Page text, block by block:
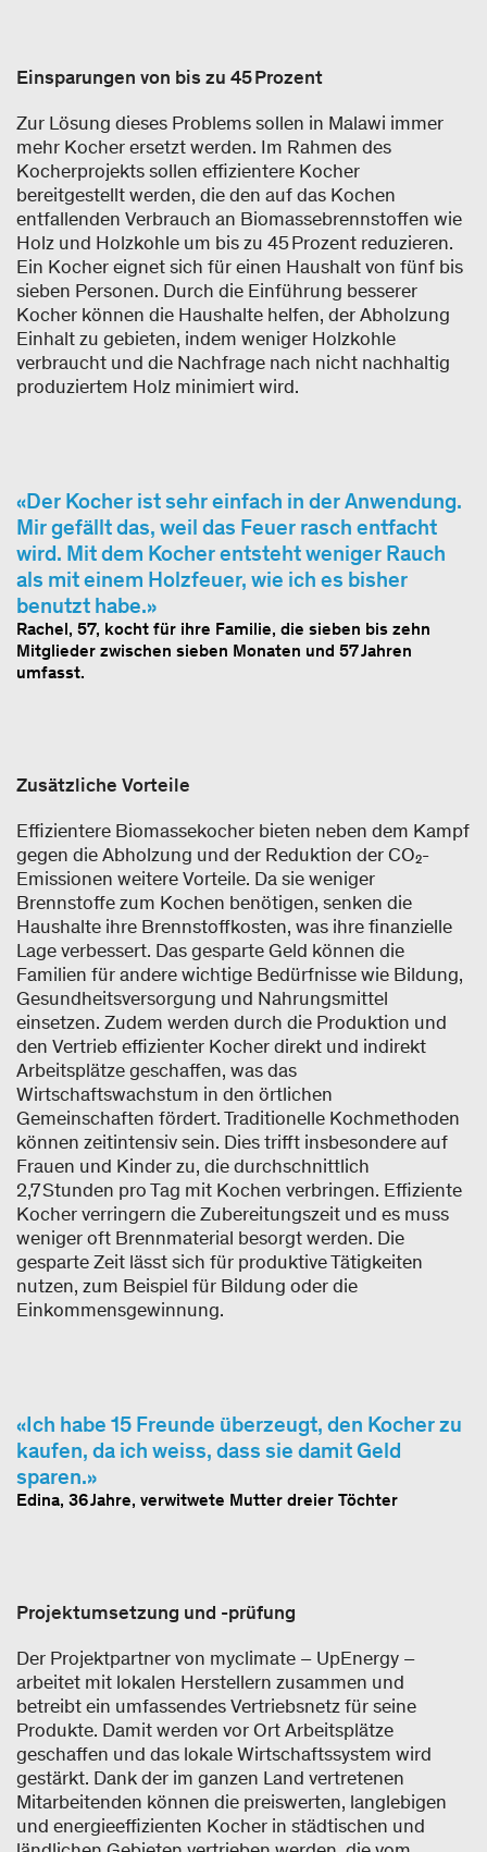
Einsparungen von bis zu 45 Prozent
Zur Lösung dieses Problems sollen in Malawi immer
mehr Kocher ersetzt werden. Im Rahmen des
Kocherprojekts sollen effizientere Kocher
bereitgestellt werden, die den auf das Kochen
entfallenden Verbrauch an Biomassebrennstoffen wie
Holz und Holzkohle um bis zu 45 Prozent reduzieren.
Ein Kocher eignet sich für einen Haushalt von fünf bis
sieben Personen. Durch die Einführung besserer
Kocher können die Haushalte helfen, der Abholzung
Einhalt zu gebieten, indem weniger Holzkohle
verbraucht und die Nachfrage nach nicht nachhaltig
produziertem Holz minimiert wird.
Der Kocher ist sehr einfach in der Anwendung.
Mir gefällt das, weil das Feuer rasch entfacht
wird. Mit dem Kocher entsteht weniger Rauch
als mit einem Holzfeuer, wie ich es bisher
benutzt habe.
Rachel, 57, kocht für ihre Familie, die sieben bis zehn
Mitglieder zwischen sieben Monaten und 57 Jahren
umfasst.
Zusätzliche Vorteile
Effizientere Biomassekocher bieten neben dem Kampf
gegen die Abholzung und der Reduktion der CO₂-
Emissionen weitere Vorteile. Da sie weniger
Brennstoffe zum Kochen benötigen, senken die
Haushalte ihre Brennstoffkosten, was ihre finanzielle
Lage verbessert. Das gesparte Geld können die
Familien für andere wichtige Bedürfnisse wie Bildung,
Gesundheitsversorgung und Nahrungsmittel
einsetzen. Zudem werden durch die Produktion und
den Vertrieb effizienter Kocher direkt und indirekt
Arbeitsplätze geschaffen, was das
Wirtschaftswachstum in den örtlichen
Gemeinschaften fördert. Traditionelle Kochmethoden
können zeitintensiv sein. Dies trifft insbesondere auf
Frauen und Kinder zu, die durchschnittlich
2,7 Stunden pro Tag mit Kochen verbringen. Effiziente
Kocher verringern die Zubereitungszeit und es muss
weniger oft Brennmaterial besorgt werden. Die
gesparte Zeit lässt sich für produktive Tätigkeiten
nutzen, zum Beispiel für Bildung oder die
Einkommensgewinnung.
Ich habe 15 Freunde überzeugt, den Kocher zu
kaufen, da ich weiss, dass sie damit Geld
sparen.
Edina, 36 Jahre, verwitwete Mutter dreier Töchter
Projektumsetzung und -prüfung
Der Projektpartner von myclimate – UpEnergy –
arbeitet mit lokalen Herstellern zusammen und
betreibt ein umfassendes Vertriebsnetz für seine
Produkte. Damit werden vor Ort Arbeitsplätze
geschaffen und das lokale Wirtschaftssystem wird
gestärkt. Dank der im ganzen Land vertretenen
Mitarbeitenden können die preiswerten, langlebigen
und energieeffizienten Kocher in städtischen und